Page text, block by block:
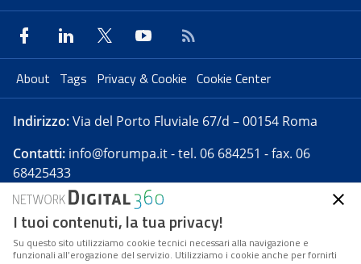
About Tags Privacy & Cookie Cookie Center
Indirizzo:Via del Porto Fluviale 67/d – 00154 Roma
Contatti: info@forumpa.it- tel. 06 684251 - fax. 06
68425433
Forumpa.itè una pubblicazione telematica iscritta
presso Registro della stampa del Tribunale di Roma -
Reg. n. 182 del 2 maggio 2008 - Direttore resp. Michela
I tuoi contenuti, la tua privacy!
Su questo sito utilizziamo cookie tecnici necessari alla navigazione e
funzionali all’erogazione del servizio. Utilizziamo i cookie anche per fornirti